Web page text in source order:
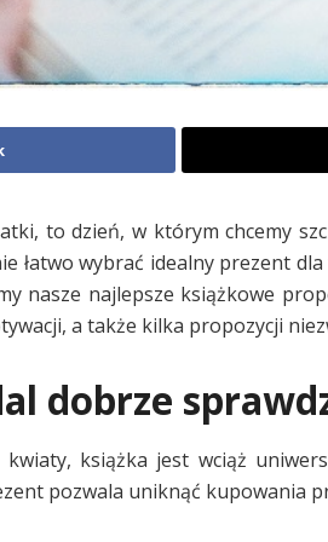
to dzień, w którym chcemy
łatwo wybrać idealny prezent
nasze najlepsze książkowe
a także kilka propozycji
dobrze
książka jest wciąż
pozwala uniknąć kupowania